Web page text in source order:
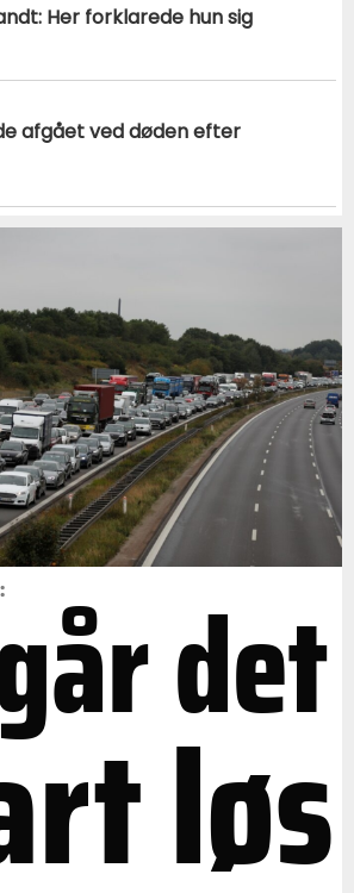
Her forklarede hun sig
afgået ved døden efter
det
løs